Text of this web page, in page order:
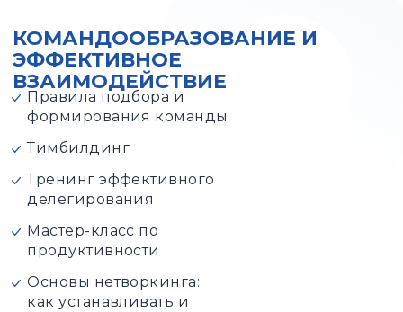
КОМАНДООБРАЗОВАНИЕ И
ЭФФЕКТИВНОЕ
ВЗАИМОДЕЙСТВИЕ
Правила подбора и
формирования команды
Тимбилдинг
Тренинг эффективного
делегирования
Мастер-класс по
продуктивности
Основы нетворкинга:
как устанавливать и